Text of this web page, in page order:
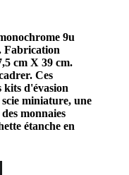
9u
Fabrication
cm X 39 cm.
Ces
kits d'évasion
miniature, une
monnaies
étanche en